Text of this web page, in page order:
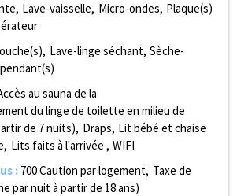
Lave-vaisselle Micro-ondes Plaque(s)
Lave-linge séchant Sèche-
au sauna de la
du linge de toilette en milieu de
de 7 nuits) Draps Lit bébé et chaise
Lits faits à l'arrivée
WIFI
: 700Caution par logement Taxe de
par nuit à partir de 18 ans)